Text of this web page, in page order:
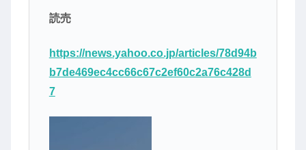
読売
https://news.yahoo.co.jp/articles/78d94b
b7de469ec4cc66c67c2ef60c2a76c428d
7